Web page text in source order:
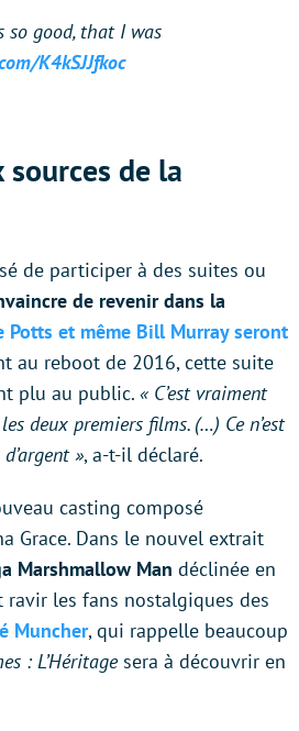
so good, that I was
K4kSJJfkoc
sources de la
de participer à des suites ou
de revenir dans la
Potts et même Bill Murray seront
au reboot de 2016, cette suite
plu au public. « C’est vraiment
deux premiers films. (…) Ce n’est
», a-t-il déclaré.
casting composé
Grace. Dans le nouvel extrait
Marshmallow Man déclinée en
les fans nostalgiques des
Muncher, qui rappelle beaucoup
: L’Héritagesera à découvrir en